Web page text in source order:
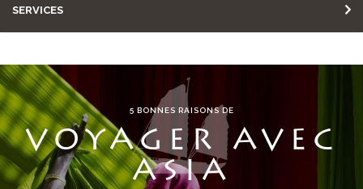
SERVICES
5 BONNES RAISONS DE
VOYAGER AVEC
ASIA